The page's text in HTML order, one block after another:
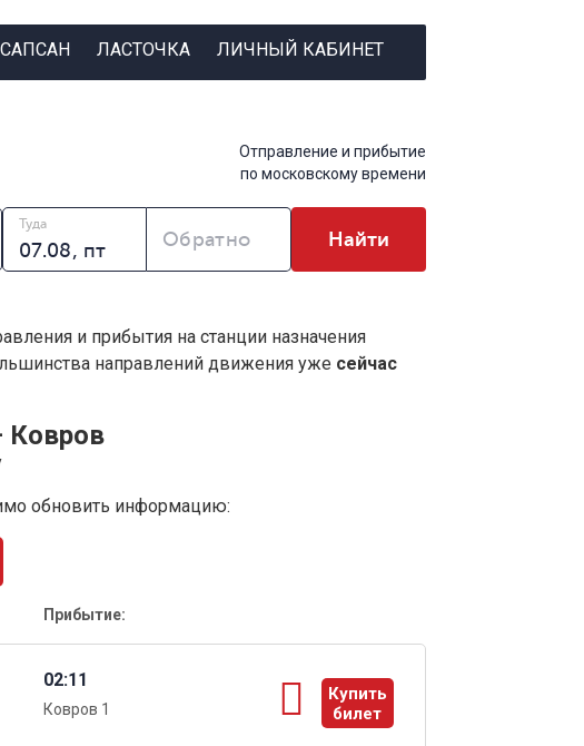
САПСАН ЛАСТОЧКА ЛИЧНЫЙ КАБИНЕТ
Отправление и прибытие
по московскому времени
Туда
Обратно Найти
и прибытия на станции назначения
направлений движения уже сейчас
Ковров
обновить информацию:
Прибытие:
02:11
Ковров 1
Купить
билет
ы